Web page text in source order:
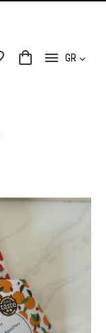
GR